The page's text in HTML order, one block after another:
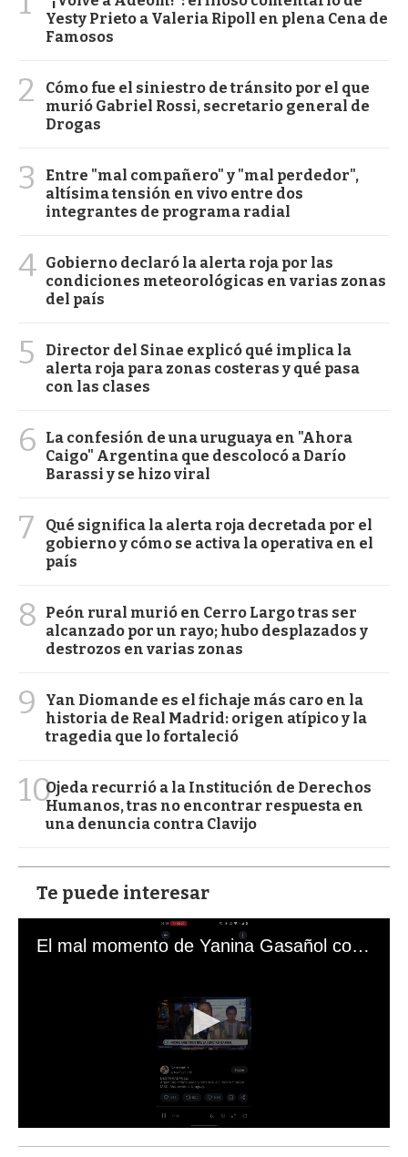
Yesty Prieto a Valeria Ripoll en plena Cena de
Famosos
2
Cómo fue el siniestro de tránsito por el que
murió Gabriel Rossi, secretario general de
Drogas
3
Entre "mal compañero" y "mal perdedor",
altísima tensión en vivo entre dos
integrantes de programa radial
4 Gobierno declaró la alerta roja por las
condiciones meteorológicas en varias zonas
del país
5
Director del Sinae explicó qué implica la
alerta roja para zonas costeras y qué pasa
con las clases
6
La confesión de una uruguaya en "Ahora
Caigo" Argentina que descolocó a Darío
Barassi y se hizo viral
7
Qué significa la alerta roja decretada por el
gobierno y cómo se activa la operativa en el
país
8
Peón rural murió en Cerro Largo tras ser
alcanzado por un rayo; hubo desplazados y
destrozos en varias zonas
9
Yan Diomande es el fichaje más caro en la
historia de Real Madrid: origen atípico y la
tragedia que lo fortaleció
10Ojeda recurrió a la Institución de Derechos
Humanos, tras no encontrar respuesta en
una denuncia contra Clavijo
Te puede interesar
El mal momento de Yanina Gasañol con un hincha argentino en "Subrayado"
s